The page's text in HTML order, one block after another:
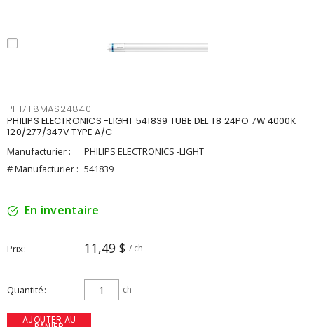
PHI7T8MAS24840IF
PHILIPS ELECTRONICS -LIGHT 541839 TUBE DEL T8 24PO 7W 4000K
120/277/347V TYPE A/C
Manufacturier :
PHILIPS ELECTRONICS -LIGHT
# Manufacturier : 541839
En inventaire
Prix 11,49 $ / ch
Quantité ch
AJOUTER AU